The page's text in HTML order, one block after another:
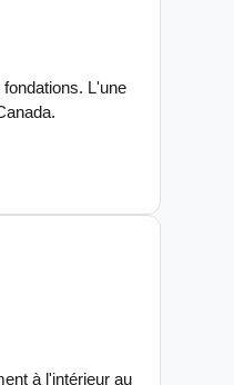
L'une
à l'intérieur au